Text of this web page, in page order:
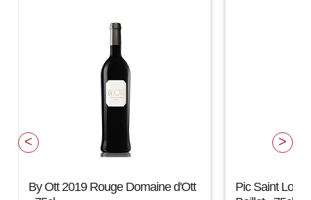
By Ott 2019 Rouge Domaine d'Ott
Pic Saint Loup